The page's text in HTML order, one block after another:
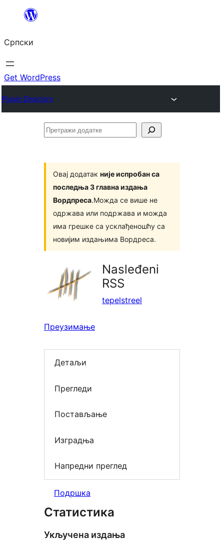
Скочи
садржај
Српски
Get WordPress
Plugin Directory
Претражи
Овај додатак није испробан са
последња 3 главна издања
Вордпреса.Можда се више не
одржава или подржава и можда
има грешке са усклађеношћу са
новијим издањима Вордреса.
Nasleđeni
RSS
tepelstreel
Преузимање
Детаљи
Прегледи
Постављање
Изградња
Напредни преглед
Подршка
Статистика
Укључена издања